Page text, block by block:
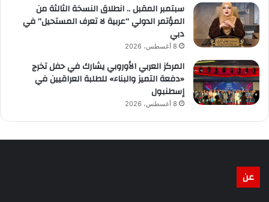
سبتمبر المقبل .. انطلاق النسخة الثالثة من
المؤتمر الدولي “عربية لا تعرف المستحيل” في
دبي
8 أغسطس، 2026
المركز العربي الأوروبي يشارك في حفل تخرج
«دفعة التميز والبناء» للطلبة العراقيين في
إسطنبول
8 أغسطس، 2026
عن